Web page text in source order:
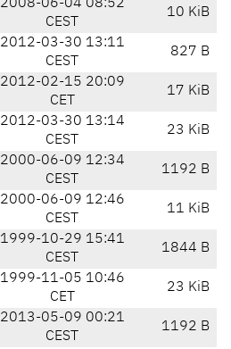
2008-06-04 08:52
CEST
10 KiB
2012-03-30 13:11
CEST
827 B
2012-02-15 20:09
CET
17 KiB
2012-03-30 13:14
CEST
23 KiB
2000-06-09 12:34
CEST
1192 B
2000-06-09 12:46
CEST
11 KiB
1999-10-29 15:41
CEST
1844 B
1999-11-05 10:46
CET
23 KiB
2013-05-09 00:21
CEST
1192 B